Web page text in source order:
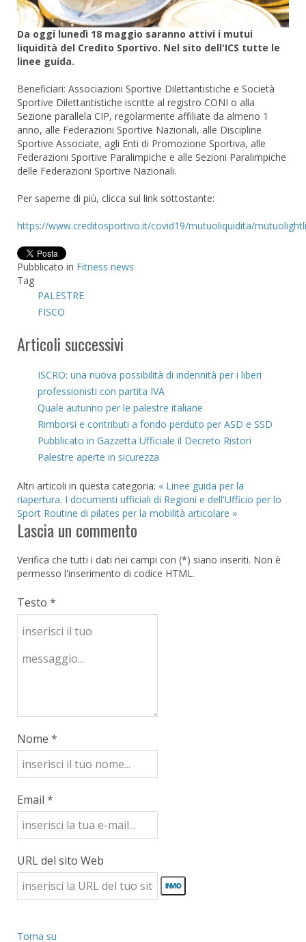
Da oggi lunedì 18 maggio saranno attivi i mutui
liquidità del Credito Sportivo. Nel sito dell'ICS tutte le
linee guida.
Beneficiari: Associazioni Sportive Dilettantistiche e Società
Sportive Dilettantistiche iscritte al registro CONI o alla
Sezione parallela CIP, regolarmente affiliate da almeno 1
anno, alle Federazioni Sportive Nazionali, alle Discipline
Sportive Associate, agli Enti di Promozione Sportiva, alle
Federazioni Sportive Paralimpiche e alle Sezioni Paralimpiche
delle Federazioni Sportive Nazionali.
Per saperne di più, clicca sul link sottostante:
https://www.creditosportivo.it/covid19/mutuoliquidita/
Pubblicato in Fitness news
Tag
PALESTRE
FISCO
Articoli successivi
ISCRO: una nuova possibilità di indennità per i liberi
professionisti con partita IVA
Quale autunno per le palestre italiane
Rimborsi e contributi a fondo perduto per ASD e SSD
Pubblicato in Gazzetta Ufficiale il Decreto Ristori
Palestre aperte in sicurezza
Altri articoli in questa categoria: « Linee guida per la
riapertura. I documenti ufficiali di Regioni e dell'Ufficio per lo
Sport Routine di pilates per la mobilità articolare »
Lascia un commento
Verifica che tutti i dati nei campi con (*) siano inseriti. Non è
permesso l'inserimento di codice HTML.
Testo *
Nome *
Email *
URL del sito Web
Torna su